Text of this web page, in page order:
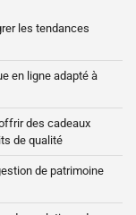
les tendances
en ligne adapté à
des cadeaux
de qualité
de patrimoine